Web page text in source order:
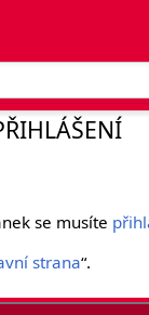
se musíte
strana“.